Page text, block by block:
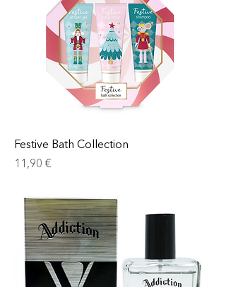
Festive Bath Collection
Prix
11,90 €